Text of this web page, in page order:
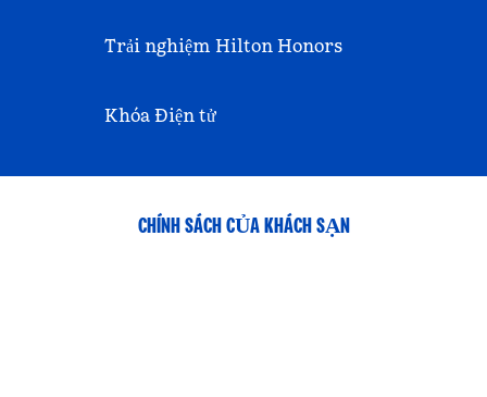
Trải nghiệm Hilton Honors
Khóa Điện tử
CHÍNH SÁCH CỦA KHÁCH SẠN